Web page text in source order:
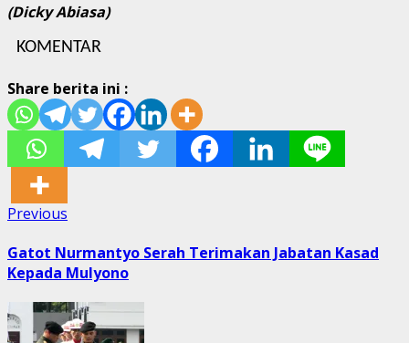
(Dicky Abiasa)
KOMENTAR
Share berita ini :
Post
navigation
Previous
Gatot Nurmantyo Serah Terimakan Jabatan Kasad
Kepada Mulyono